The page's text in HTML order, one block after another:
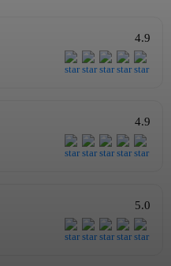
4.9
4.9
5.0